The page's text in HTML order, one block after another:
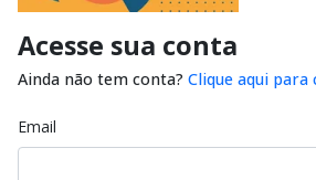
Acesse sua conta
Ainda não tem conta? Clique aqui
Email